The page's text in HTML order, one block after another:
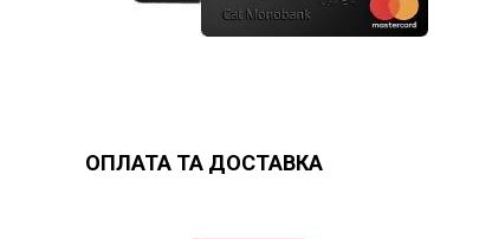
ОПЛАТА ТА ДОСТАВКА